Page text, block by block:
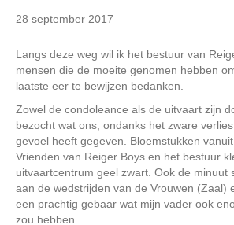
28 september 2017
Langs deze weg wil ik het bestuur van
mensen die de moeite genomen hebben
laatste eer te bewijzen bedanken.
Zowel de condoleance als de uitvaart zijn
bezocht wat ons, ondanks het zware
gevoel heeft gegeven. Bloemstukken vanuit
Vrienden van Reiger Boys en het bestuur
uitvaartcentrum geel zwart. Ook de minuut
aan de wedstrijden van de Vrouwen (Zaal)
een prachtig gebaar wat mijn vader ook
zou hebben.